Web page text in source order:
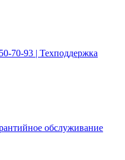
70-93 | Техподдержка
обслуживание